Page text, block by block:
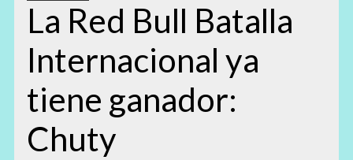
La Red Bull Batalla
Internacional ya
tiene ganador:
Chuty